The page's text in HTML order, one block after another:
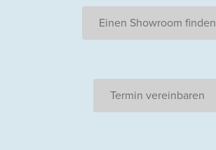
Einen Showroom finden
Termin vereinbaren